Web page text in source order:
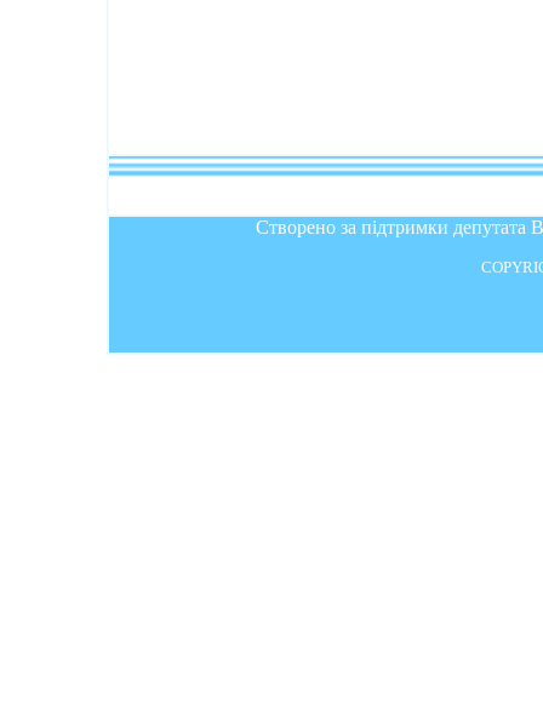
Створено за підтримки депутата